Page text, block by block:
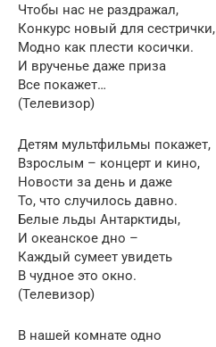
Чтобы нас не раздражал,
Конкурс новый для сестрички,
Модно как плести косички.
И врученье даже приза
Все покажет…
(Телевизор)
Детям мультфильмы покажет,
Взрослым – концерт и кино,
Новости за день и даже
То, что случилось давно.
Белые льды Антарктиды,
И океанское дно –
Каждый сумеет увидеть
В чудное это окно.
(Телевизор)
В нашей комнате одно